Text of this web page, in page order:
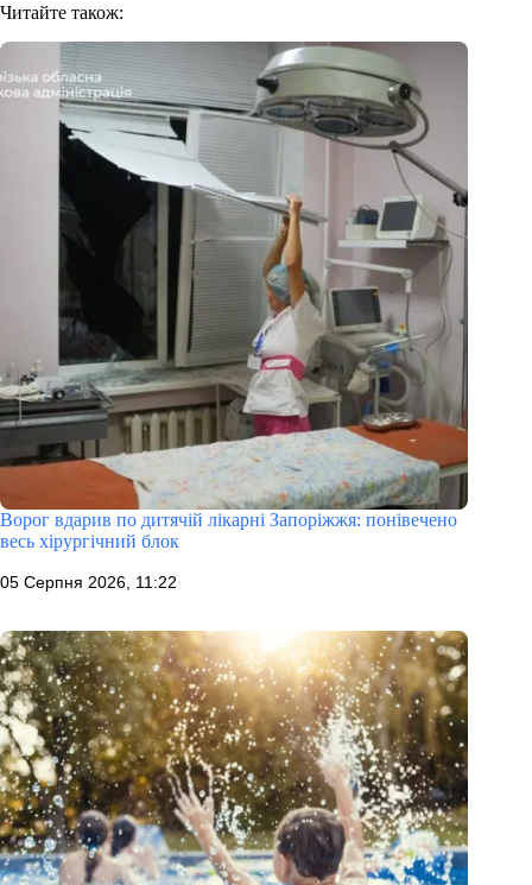
Читайте також:
Ворог вдарив по дитячій лікарні Запоріжжя: понівечено
весь хірургічний блок
05 Серпня 2026, 11:22